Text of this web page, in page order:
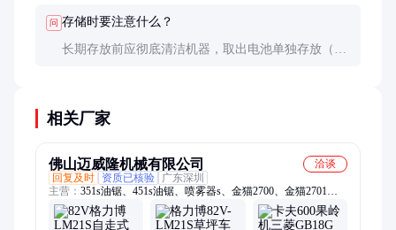
问 存储时要注意什么？
长期存放前应彻底清洁机器，取出电池单独存放（电
相关厂家
佛山迈威隆机械有限公司
洽谈
回复及时
资质已核验
广东深圳
主营： 351s油锯、451s油锯、喷雾器s、金猫2700、金猫2701、
361ws油锯、油锯gs650、280ts油锯、gs411油锯、bg喷雾器、丸
景445rb、360ts油锯、金猫2702a、251ts油锯、丸山ht234、欧玛